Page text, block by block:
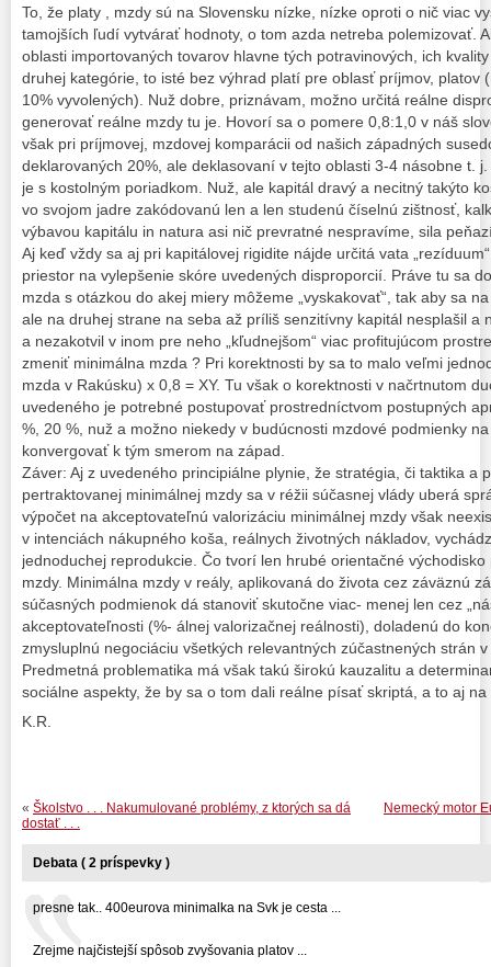
To, že platy , mzdy sú na Slovensku nízke, nízke oproti o nič viac
tamojších ľudí vytvárať hodnoty, o tom azda netreba polemizovať.
oblasti importovaných tovarov hlavne tých potravinových, ich
druhej kategórie, to isté bez výhrad platí pre oblasť príjmov, platov
10% vyvolených). Nuž dobre, priznávam, možno určitá reálne
generovať reálne mzdy tu je. Hovorí sa o pomere 0,8:1,0 v náš
však pri príjmovej, mzdovej komparácii od našich západných
deklarovaných 20%, ale deklasovaní v tejto oblasti 3-4 násobne t.
je s kostolným poriadkom. Nuž, ale kapitál dravý a necitný takýto
vo svojom jadre zakódovanú len a len studenú číselnú zištnosť,
výbavou kapitálu in natura asi nič prevratné nespravíme, sila
Aj keď vždy sa aj pri kapitálovej rigidite nájde určitá vata
priestor na vylepšenie skóre uvedených disproporcií. Práve tu sa
mzda s otázkou do akej miery môžeme „vyskakovať“, tak aby sa
ale na druhej strane na seba až príliš senzitívny kapitál nesplašil a
a nezakotvil v inom pre neho „kľudnejšom“ viac profitujúcom
zmeniť minimálna mzda ? Pri korektnosti by sa to malo veľmi
mzda v Rakúsku) x 0,8 = XY. Tu však o korektnosti v načrtnutom
uvedeného je potrebné postupovať prostredníctvom postupných
%, 20 %, nuž a možno niekedy v budúcnosti mzdové podmienky
konvergovať k tým smerom na západ.
Záver: Aj z uvedeného principiálne plynie, že stratégia, či taktika a
pertraktovanej minimálnej mzdy sa v réžii súčasnej vlády uberá
výpočet na akceptovateľnú valorizáciu minimálnej mzdy však
v intenciách nákupného koša, reálnych životných nákladov,
jednoduchej reprodukcie. Čo tvorí len hrubé orientačné
mzdy. Minimálna mzdy v reály, aplikovaná do života cez záväznú
súčasných podmienok dá stanoviť skutočne viac- menej len cez
akceptovateľnosti (%- álnej valorizačnej reálnosti), doladenú do
zmysluplnú negociáciu všetkých relevantných zúčastnených strán
Predmetná problematika má však takú širokú kauzalitu a
sociálne aspekty, že by sa o tom dali reálne písať skriptá, a to aj
K.R.
Nemecký motor
« Školstvo . . . Nakumulované problémy, z ktorých sa dá
dostať . . .
Debata ( 2 príspevky )
presne tak.. 400eurova minimalka na Svk je cesta ...
Zrejme najčistejší spôsob zvyšovania platov ...